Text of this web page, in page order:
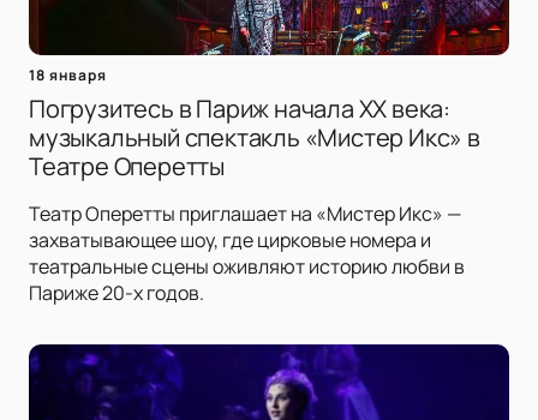
18 января
Погрузитесь в Париж начала XX века:
музыкальный спектакль «Мистер Икс» в
Театре Оперетты
Театр Оперетты приглашает на «Мистер Икс» —
захватывающее шоу, где цирковые номера и
театральные сцены оживляют историю любви в
Париже 20-х годов.